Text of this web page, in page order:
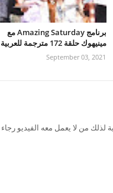
برنامج Amazing Saturday مع
مينيهوك حلقة 172 مترجمة للعربية
September 03, 2021